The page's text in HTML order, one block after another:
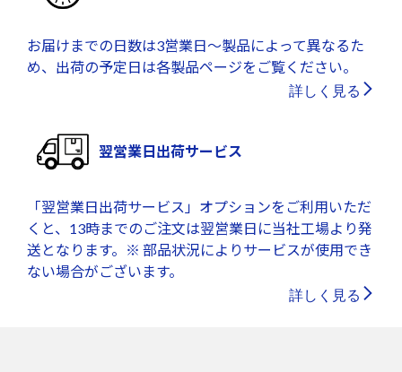
お届けまでの日数は3営業日～製品によって異なるた
め、出荷の予定日は各製品ページをご覧ください。
詳しく見る
翌営業日出荷サービス
「翌営業日出荷サービス」オプションをご利用いただ
くと、13時までのご注文は翌営業日に当社工場より発
送となります。※ 部品状況によりサービスが使用でき
ない場合がございます。
詳しく見る